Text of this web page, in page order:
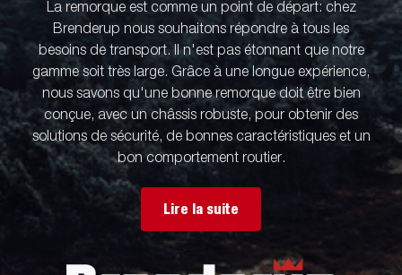
La remorque est comme un point de départ: chez
Brenderup nous souhaitons répondre à tous les
besoins de transport. Il n'est pas étonnant que notre
gamme soit très large. Grâce à une longue expérience,
nous savons qu'une bonne remorque doit être bien
conçue, avec un châssis robuste, pour obtenir des
solutions de sécurité, de bonnes caractéristiques et un
bon comportement routier.
Lire la suite